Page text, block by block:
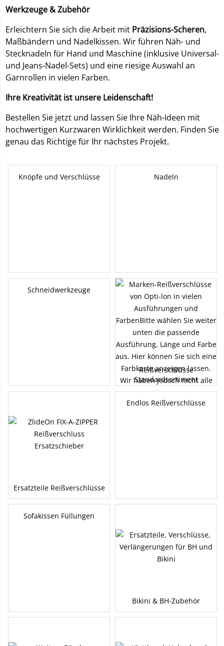
Werkzeuge & Zubehör
Erleichtern Sie sich die Arbeit mit Präzisions-Scheren,
Maßbändern und Nadelkissen. Wir führen Näh- und
Stecknadeln für Hand und Maschine (inklusive Universal-
und Jeans-Nadel-Sets) und eine riesige Auswahl an
Garnrollen in vielen Farben.
Ihre Kreativität ist unsere Leidenschaft!
Bestellen Sie jetzt und lassen Sie Ihre Näh-Ideen mit
hochwertigen Kurzwaren Wirklichkeit werden. Finden Sie
genau das Richtige für Ihr nächstes Projekt.
Knöpfe und Verschlüsse Nadeln
Schneidwerkzeuge
Reißverschlüsse
Standardsortiment
Ersatzteile Reißverschlüsse
Endlos Reißverschlüsse
Sofakissen Füllungen
Bikini & BH-Zubehör